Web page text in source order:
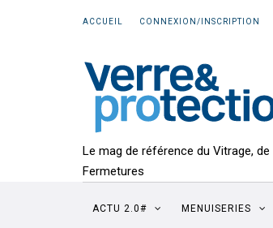
ACCUEIL CONNEXION/INSCRIPTION
Le mag de référence du Vitrage,
Fermetures
ACTU 2.0# MENUISERIES